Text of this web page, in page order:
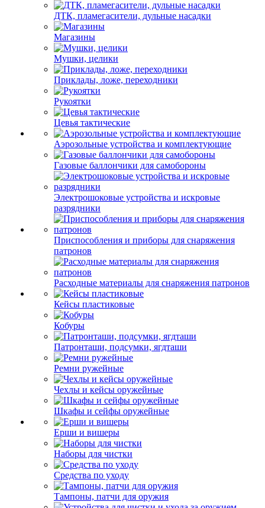
ДТК, пламегасители, дульные насадки
Магазины
Мушки, целики
Приклады, ложе, переходники
Рукоятки
Цевья тактические
Аэрозольные устройства и комплектующие
Газовые баллончики для самобороны
Электрошоковые устройства и искровые
разрядники
Приспособления и приборы для снаряжения
патронов
Расходные материалы для снаряжения патронов
Кейсы пластиковые
Кобуры
Патронташи, подсумки, ягдташи
Ремни ружейные
Чехлы и кейсы оружейные
Шкафы и сейфы оружейные
Ерши и вишеры
Наборы для чистки
Средства по уходу
Тампоны, патчи для оружия